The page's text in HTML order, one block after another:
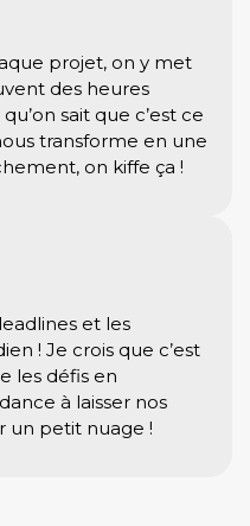
projet, on y met
des heures
sait que c’est ce
transforme en une
on kiffe ça !
et les
! Je crois que c’est
les défis en
à laisser nos
un petit nuage !